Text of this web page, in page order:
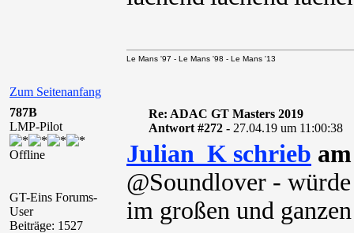
Zum Seitenanfang
Le Mans '97 - Le Mans '98 - Le Mans '13
787B
LMP-Pilot
Offline
GT-Eins Forums-
User
Beiträge: 1527
Re: ADAC GT Masters 2019
Antwort #272 - 27.04.19 um 11:00:38
Julian_K schrieb
@Soundlover -
im großen und